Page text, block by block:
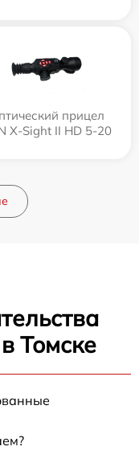
прицел
X-Sight II HD 5-20
Томске